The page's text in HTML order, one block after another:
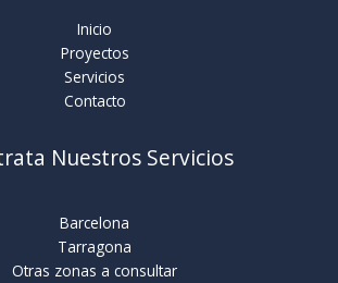
Inicio
Proyectos
Servicios
Contacto
Nuestros Servicios
Barcelona
Tarragona
Otras zonas a consultar